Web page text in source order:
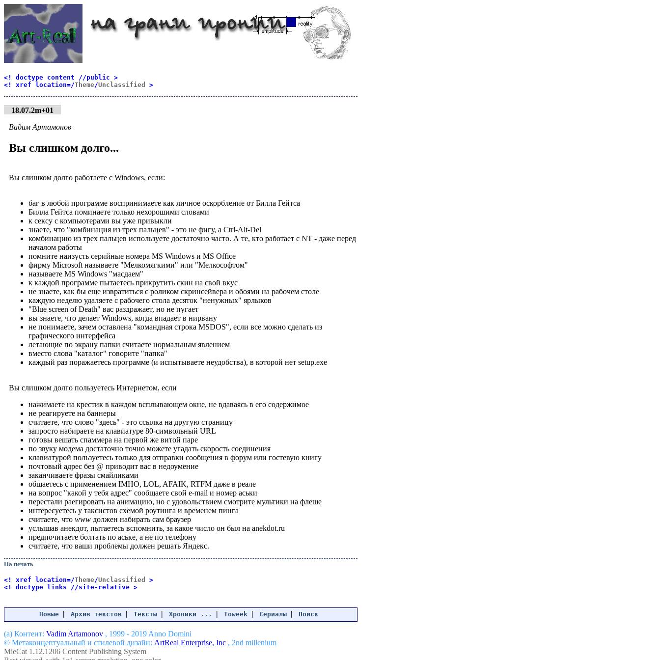
<! doctype content //public >
<! xref location=/Theme/Unclassified >
18.07.2m+01
Вадим Артамонов
Вы слишком долго...
Вы слишком долго работаете с Windows, если:
баг в любой программе воспринимаете как личное оскорбление от Билла Гейтса
Билла Гейтса поминаете только нехорошими словами
к сексу с компьютерами вы уже привыкли
знаете, что "комбинация из трех пальцев" - это не фигу, а Ctrl-Alt-Del
комбинацию из трех пальцев используете достаточно часто. А те, кто работает с NT - даже перед
началом работы
помните наизусть серийные номера MS Windows и MS Office
фирму Microsoft называете "Мелкомягкими" или "Мелкософтом"
называете MS Windows "масдаем"
к каждой программе пытаетесь прикрутить скин на свой вкус
не знаете, как бы еще извратиться с роликом скринсейвера и обоями на рабочем столе
каждую неделю удаляете с рабочего стола десяток "ненужных" ярлыков
"Blue screen of Death" вас раздражает, но не пугает
вы знаете, что делает Windows, когда впадает в нирвану
не понимаете, зачем оставлена "командная строка MSDOS", если все можно сделать из
графического интерфейса
летающие по экрану папки считаете нормальным явлением
вместо слова "каталог" говорите "папка"
каждый раз поражаетесь программе (и испытываете неудобства), в которой нет setup.exe
Вы слишком долго пользуетесь Интернетом, если
нажимаете на крестик в каждом всплывающем окне, не вдаваясь в его содержимое
не реагируете на баннеры
считаете, что слово "здесь" - это ссылка на другую страницу
запросто набираете на клавиатуре 80-символьный URL
готовы вешать спаммера на первой же витой паре
по звуку модема достаточно точно можете угадать скорость соединения
клавиатурой пользуетесь только для отправки сообщения в форум или гостевую книгу
почтовый адрес без @ приводит вас в недоумение
заканчиваете фразы смайликами
общаетесь с применением IMHO, LOL, AFAIK, RTFM даже в реале
на вопрос "какой у тебя адрес" сообщаете свой e-mail и номер аськи
перестали раегировать на анимацию, но с удовольствием смотрите мультики на флеше
интересуетесь у таксистов схемой роутинга и временем пинга
считаете, что www должен набирать сам браузер
услышав анекдот, пытаетесь вспомнить, за какое число он был на anekdot.ru
предпочитаете болтать по аське, а не по телефону
считаете, что ваши проблемы должен решать Яндекс.
На печать
<! xref location=/Theme/Unclassified
>
<! doctype links //site-relative >
Новые | Архив текстов | Тексты | Хроники ... | Toweek | Сериалы | Поиск
(a) Контент: Vadim Artamonov , 1999 - 2019 Anno Domini
© Метаконцептуальный и стилевой дизайн: ArtReal Enterprise, Inc , 2nd millenium
MieCat 1.12.1206 Content Publishing System